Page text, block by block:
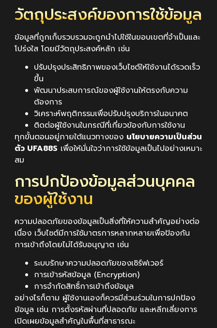
วัตถุประสงค์ของการใช้ข้อมูล
ข้อมูลที่ถูกเก็บรวบรวมจะถูกนำไปใช้ในขอบเขตที่จำเป็นและ
โปร่งใส โดยมีวัตถุประสงค์หลัก เช่น
ปรับปรุงประสิทธิภาพของเว็บไซต์ให้ใช้งานได้รวดเร็ว
ขึ้น
พัฒนาประสบการณ์ของผู้ใช้งานให้ตรงกับความ
ต้องการ
วิเคราะห์พฤติกรรมเพื่อปรับปรุงบริการในอนาคต
ติดต่อผู้ใช้งานในกรณีที่เกี่ยวข้องกับการใช้งาน
ทุกขั้นตอนอยู่ภายใต้แนวทางของ นโยบายความเป็นส่วน
ตัว UFA88S เพื่อให้มั่นใจว่าการใช้ข้อมูลเป็นไปอย่างเหมาะ
สม
การปกป้องข้อมูลส่วนบุคคล
ของผู้ใช้งาน
ความปลอดภัยของข้อมูลเป็นสิ่งที่ให้ความสำคัญอย่างต่อ
เนื่อง เว็บไซต์มีการใช้มาตรการหลากหลายเพื่อป้องกัน
การเข้าถึงโดยไม่ได้รับอนุญาต เช่น
ระบบรักษาความปลอดภัยของเซิร์ฟเวอร์
การเข้ารหัสข้อมูล (Encryption)
การจำกัดสิทธิ์การเข้าถึงข้อมูล
อย่างไรก็ตาม ผู้ใช้งานเองก็ควรมีส่วนร่วมในการปกป้อง
ข้อมูล เช่น การตั้งรหัสผ่านที่ปลอดภัย และหลีกเลี่ยงการ
เปิดเผยข้อมูลสำคัญในพื้นที่สาธารณะ